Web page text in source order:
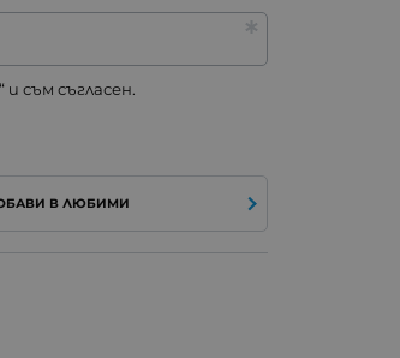
“ и съм съгласен.
В ЛЮБИМИ